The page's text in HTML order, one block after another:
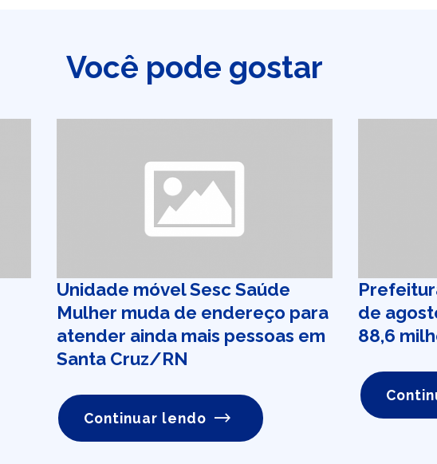
Você pode gostar
Unidade móvel Sesc Saúde
Mulher muda de endereço para
atender ainda mais pessoas em
Santa Cruz/RN
Continuar lendo
de
88,6